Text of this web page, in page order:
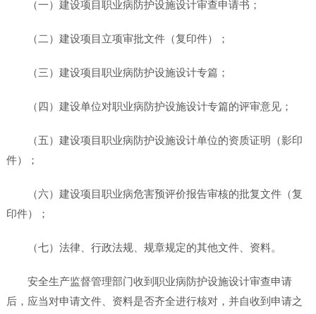
（一）建设项目职业病防护设施设计审查申请书；
（二）建设项目立项审批文件（复印件）；
（三）建设项目职业病防护设施设计专篇；
（四）建设单位对职业病防护设施设计专篇的评审意见；
（五）建设项目职业病防护设施设计单位的资质证明（影印
件）；
（六）建设项目职业病危害预评价报告审核的批复文件（复
印件）；
（七）法律、行政法规、规章规定的其他文件、资料。
安全生产监督管理部门收到职业病防护设施设计审查申请
后，应当对申请文件、资料是否齐全进行核对，并自收到申请之